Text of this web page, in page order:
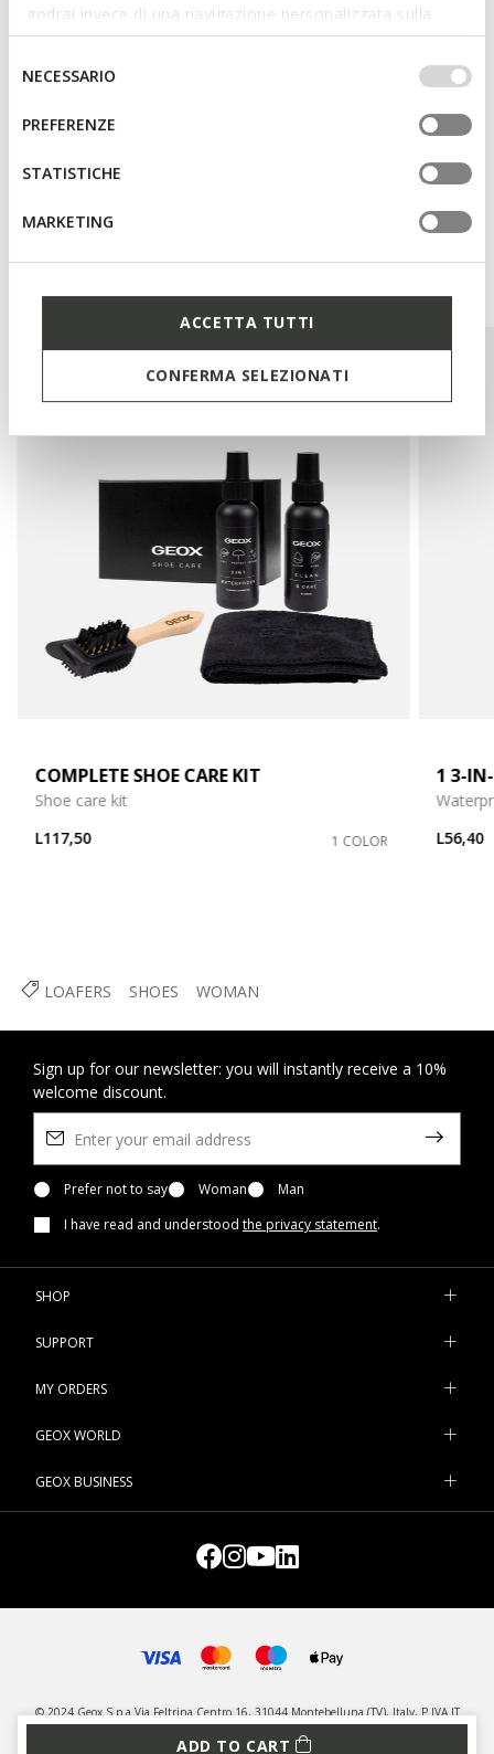
godrai invece di una navigazione personalizzata sulla
base dei tuoi gusti ed interessi. Selezionando
IMPOSTAZIONI potrai anche scegliere quali cookies ed
altri strumenti di tracciamento autorizzare. Per maggiori
informazioni o per modificare in qualsiasi momento le
tue impostazioni, visita la nostra
consenso
NECESSARIO
PREFERENZE
STATISTICHE
MARKETING
ACCETTA TUTTI
CONFERMA SELEZIONATI
ADD TO CART
Removable insole
Technologies
LOAFERS SHOES WOMAN
COMPLETE SHOE CARE KIT
Shoe care kit
L117,50
1 COLOR
1 3-
L56,40
Sign up for our newsletter: you will instantly receive a 10%
welcome discount.
Prefer not to say Woman
Man
I have read and understood the privacy statement.
SHOP
SUPPORT
MY ORDERS
GEOX WORLD
GEOX BUSINESS
© 2024 Geox S.p.a Via Feltrina Centro 16, 31044 Montebelluna (TV), Italy, P.IVA IT
03348440268 - All rights reserved